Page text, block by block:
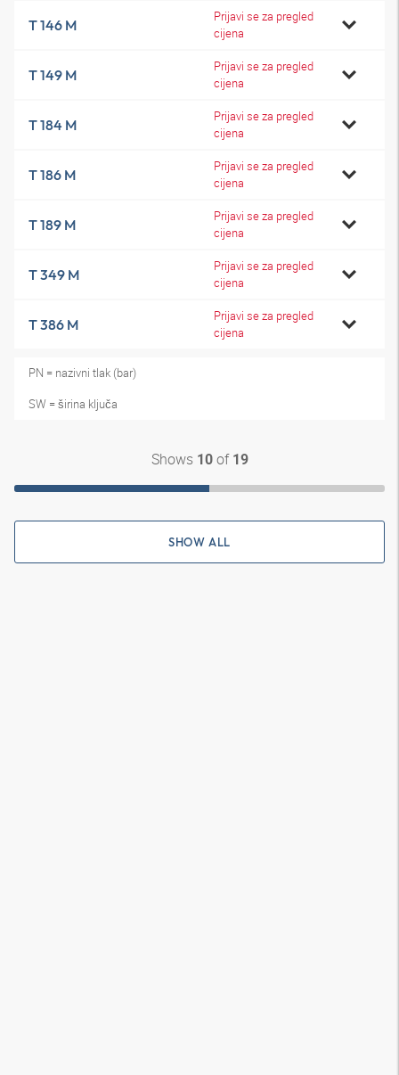
T 146 M
Prijavi se za pregled
cijena
T 149 M
Prijavi se za pregled
cijena
T 184 M
Prijavi se za pregled
cijena
T 186 M
Prijavi se za pregled
cijena
T 189 M
Prijavi se za pregled
cijena
T 349 M
Prijavi se za pregled
cijena
T 386 M
Prijavi se za pregled
cijena
PN = nazivni tlak (bar)
SW = širina ključa
Shows 10of 19
SHOW ALL